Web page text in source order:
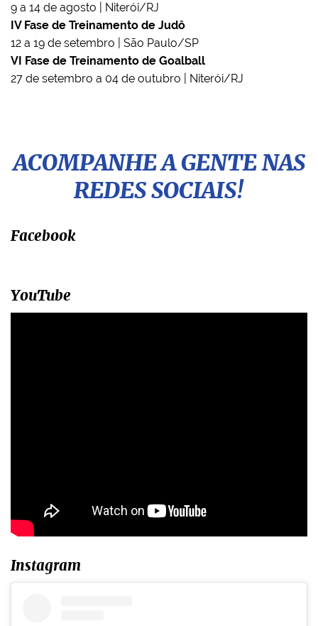
9 a 14 de agosto | Niterói/RJ
IV Fase de Treinamento de Judô
12 a 19 de setembro | São Paulo/SP
VI Fase de Treinamento de Goalball
27 de setembro a 04 de outubro | Niterói/RJ
ACOMPANHE A GENTE NAS
REDES SOCIAIS!
Facebook
YouTube
Instagram